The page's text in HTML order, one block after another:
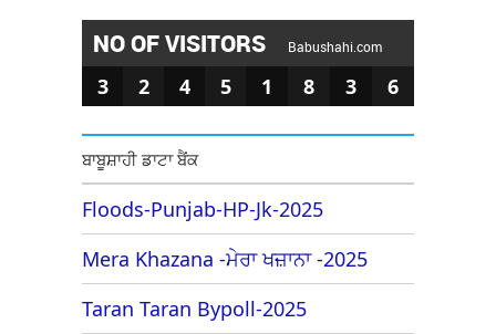
NO OF VISITORS Babushahi.com
3 2 4 5 1 8 3 6
ਬਾਬੂਸ਼ਾਹੀ ਡਾਟਾ ਬੈਂਕ
Floods-Punjab-HP-Jk-2025
Mera Khazana -ਮੇਰਾ ਖਜ਼ਾਨਾ -2025
Taran Taran Bypoll-2025